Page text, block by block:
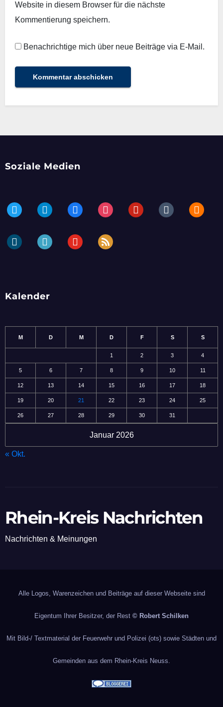
Website in diesem Browser für die nächste
Kommentierung speichern.
Benachrichtige mich über neue Beiträge via E-Mail.
Soziale Medien
twitter telegramfacebookinstagrampinteresttumblr blogger
dailymotionperiscopeyoutube rss
Kalender
Januar 2026
M D M D F S S
1 2 3 4
5 6 7 8 9 10 11
12 13 14 15 16 17 18
19 20 21 22 23 24 25
26 27 28 29 30 31
« Okt.
Rhein-Kreis Nachrichten
Nachrichten & Meinungen
Alle Logos, Warenzeichen und Beiträge auf dieser Webseite sind
Eigentum Ihrer Besitzer, der Rest © Robert Schilken
Mit Bild-/ Textmaterial der Feuerwehr und Polizei (ots) sowie Städten und
Gemeinden aus dem Rhein-Kreis Neuss.